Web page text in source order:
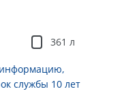
361 л
информацию,
службы 10 лет